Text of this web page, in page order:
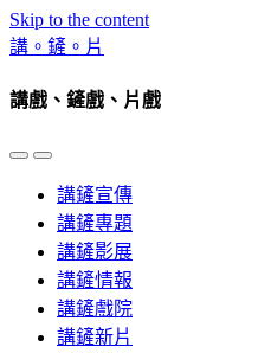
Skip to the content
講。鏟。片
講戲、鏟戲、片戲
Toggle
mobile
Toggle
search
field
講鏟宣傳
講鏟專題
講鏟影展
講鏟情報
講鏟戲院
講鏟新片